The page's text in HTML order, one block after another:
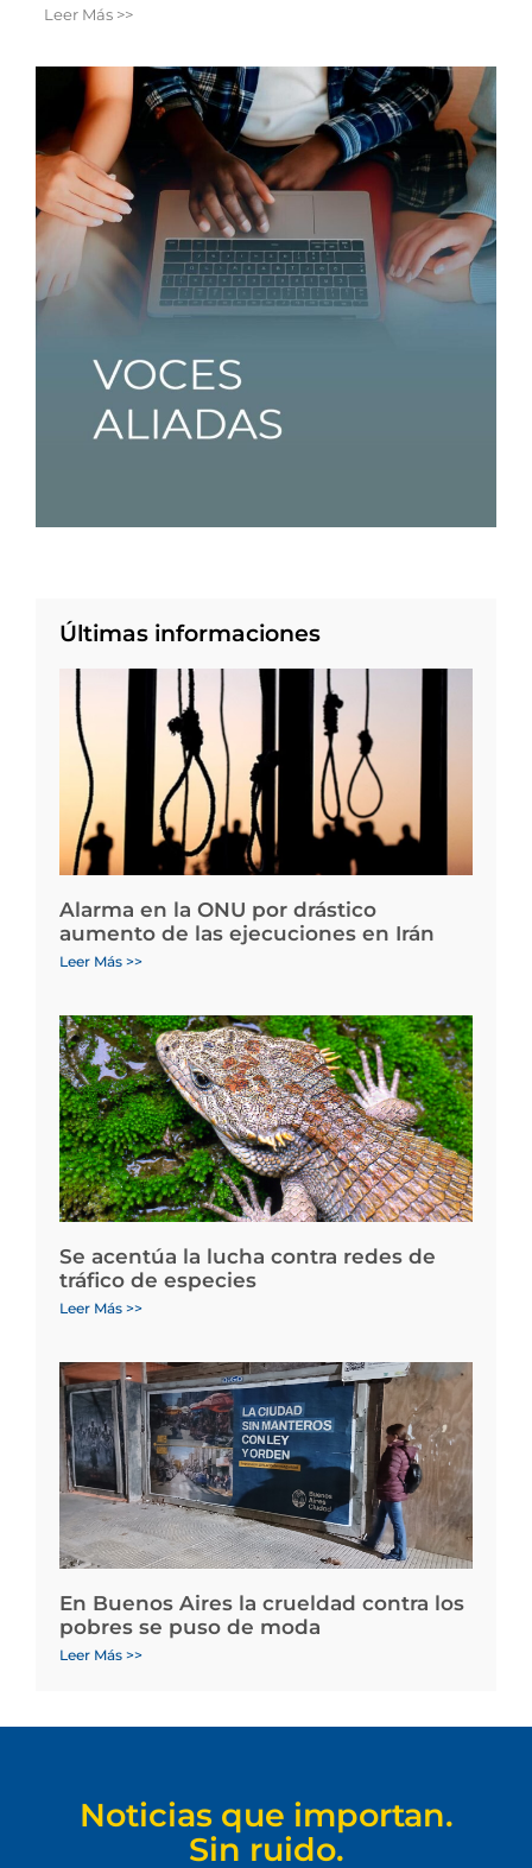
Leer Más >>
Últimas informaciones
Alarma en la ONU por drástico
aumento de las ejecuciones en Irán
Leer Más >>
Se acentúa la lucha contra redes de
tráfico de especies
Leer Más >>
En Buenos Aires la crueldad contra los
pobres se puso de moda
Leer Más >>
Noticias que importan.
Sin ruido.